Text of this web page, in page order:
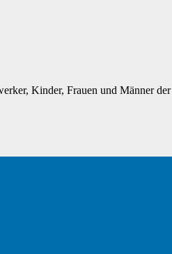
Kinder, Frauen und Männer